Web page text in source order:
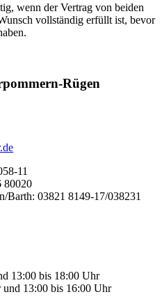
wenn der Vertrag von beiden
vollständig erfüllt ist, bevor
Rügen
11
80020
Barth: 03821 8149-17/038231
13:00 bis 18:00 Uhr
13:00 bis 16:00 Uhr